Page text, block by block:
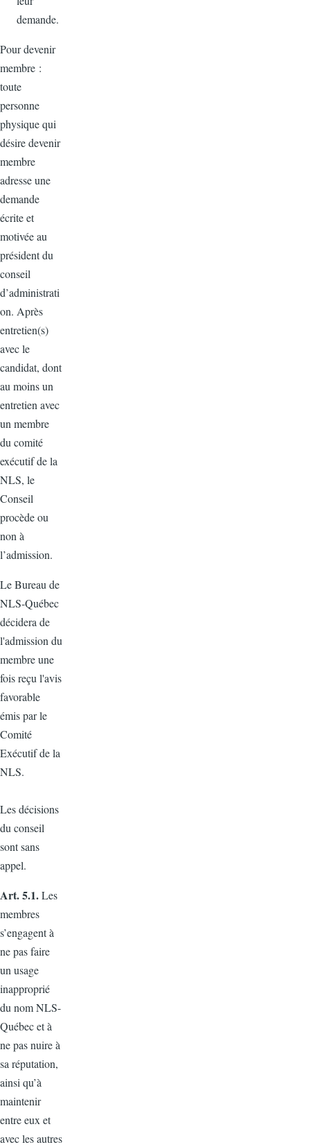
demande.
Pour devenir
membre :
toute
personne
physique qui
désire devenir
membre
adresse une
demande
écrite et
motivée au
président du
conseil
d’administrati
on. Après
entretien(s)
avec le
candidat, dont
au moins un
entretien avec
un membre
du comité
exécutif de la
NLS, le
Conseil
procède ou
non à
l’admission.
Le Bureau de
NLS-Québec
décidera de
l'admission du
membre une
fois reçu l'avis
favorable
émis par le
Comité
Exécutif de la
NLS.
Les décisions
du conseil
sont sans
appel.
Art. 5.1.Les
membres
s’engagent à
ne pas faire
un usage
inapproprié
du nom NLS-
Québec et à
ne pas nuire à
sa réputation,
ainsi qu’à
maintenir
entre eux et
avec les autres